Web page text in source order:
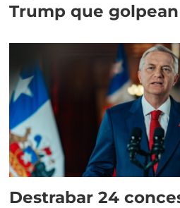
Trump que
Destrabar 24